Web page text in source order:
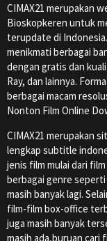
CIMAX21 merupakan
Bioskopkeren untuk
terupdate di
menikmati berbagai
dengan gratis dan
Ray, dan lainnya.
berbagai macam
Nonton Film Online
CIMAX21 merupakan
lengkap subtitle
jenis film mulai dari
berbagai genre
masih banyak lagi.
film-film box-office
juga masih banyak
masih ada,buruan cari